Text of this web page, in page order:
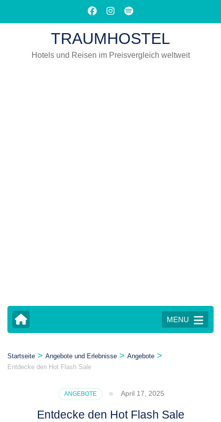
drücken)
TRAUMHOSTEL
Hotels und Reisen im Preisvergleich weltweit
MENU
Startseite > Angebote und Erlebnisse > Angebote >
Entdecke den Hot Flash Sale
ANGEBOTE April 17, 2025
Entdecke den Hot Flash Sale